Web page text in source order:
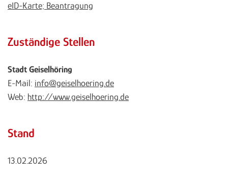
eID-Karte; Beantragung
Zuständige Stellen
Stadt Geiselhöring
E-Mail: info@geiselhoering.de
Web: http://www.geiselhoering.de
Stand
13.02.2026